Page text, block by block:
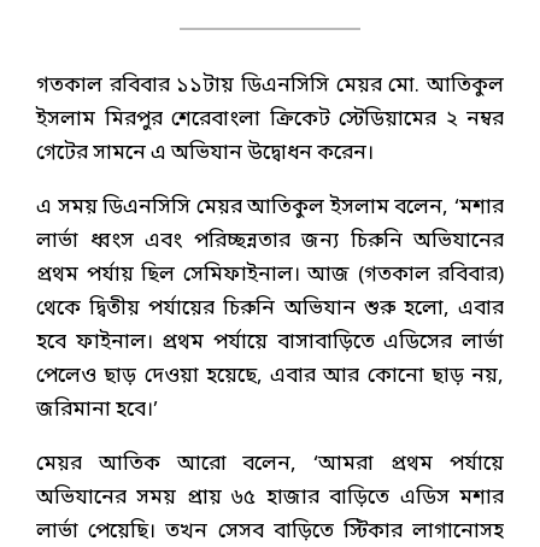
গতকাল রবিবার ১১টায় ডিএনসিসি মেয়র মো. আতিকুল
ইসলাম মিরপুর শেরেবাংলা ক্রিকেট স্টেডিয়ামের ২ নম্বর
গেটের সামনে এ অভিযান উদ্বোধন করেন।
এ সময় ডিএনসিসি মেয়র আতিকুল ইসলাম বলেন, ‘মশার
লার্ভা ধ্বংস এবং পরিচ্ছন্নতার জন্য চিরুনি অভিযানের
প্রথম পর্যায় ছিল সেমিফাইনাল। আজ (গতকাল রবিবার)
থেকে দ্বিতীয় পর্যায়ের চিরুনি অভিযান শুরু হলো, এবার
হবে ফাইনাল। প্রথম পর্যায়ে বাসাবাড়িতে এডিসের লার্ভা
পেলেও ছাড় দেওয়া হয়েছে, এবার আর কোনো ছাড় নয়,
জরিমানা হবে।’
মেয়র আতিক আরো বলেন, ‘আমরা প্রথম পর্যায়ে
অভিযানের সময় প্রায় ৬৫ হাজার বাড়িতে এডিস মশার
লার্ভা পেয়েছি। তখন সেসব বাড়িতে স্টিকার লাগানোসহ